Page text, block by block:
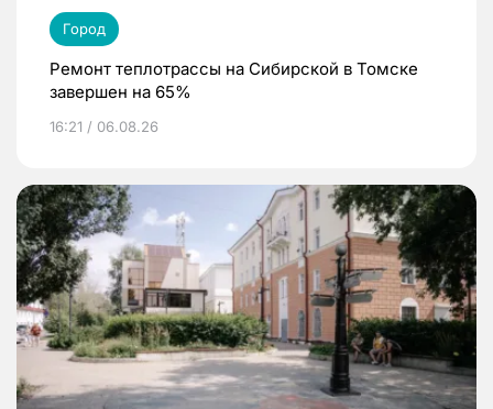
Город
Ремонт теплотрассы на Сибирской в Томске
завершен на 65%
16:21 / 06.08.26